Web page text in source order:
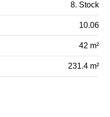
8. Stock
10.06
42 m²
231.4 m²